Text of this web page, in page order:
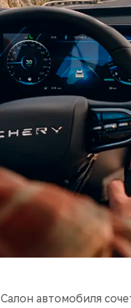
Салон автомобиля